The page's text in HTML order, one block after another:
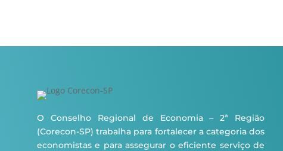
O Conselho Regional de Economia – 2ª Região
(Corecon-SP) trabalha para fortalecer a categoria dos
economistas e para assegurar o eficiente serviço de